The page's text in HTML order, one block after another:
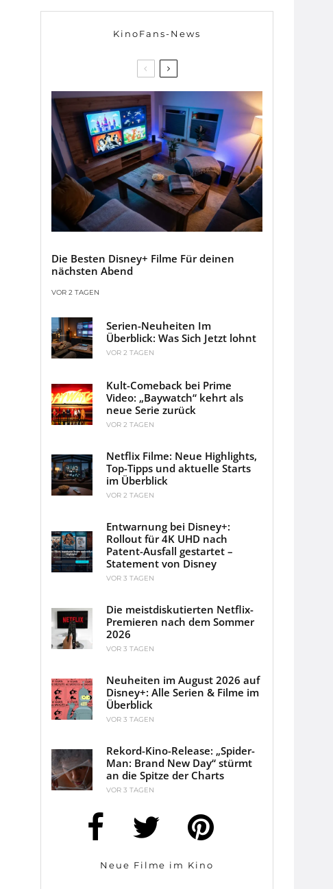
KinoFans-News
Die Besten Disney+ Filme Für deinen
nächsten Abend
VOR 2 TAGEN
Serien-Neuheiten Im
Überblick: Was Sich Jetzt lohnt
VOR 2 TAGEN
Kult-Comeback bei Prime
Video: „Baywatch“ kehrt als
neue Serie zurück
VOR 2 TAGEN
Netflix Filme: Neue Highlights,
Top-Tipps und aktuelle Starts
im Überblick
VOR 2 TAGEN
Entwarnung bei Disney+:
Rollout für 4K UHD nach
Patent-Ausfall gestartet –
Statement von Disney
VOR 3 TAGEN
Die meistdiskutierten Netflix-
Premieren nach dem Sommer
2026
VOR 3 TAGEN
Neuheiten im August 2026 auf
Disney+: Alle Serien & Filme im
Überblick
VOR 3 TAGEN
Rekord-Kino-Release: „Spider-
Man: Brand New Day“ stürmt
an die Spitze der Charts
VOR 3 TAGEN
Neue Filme im Kino